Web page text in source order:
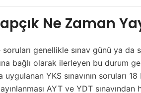
Ne Zaman
genellikle sınav günü ya da
bağlı olarak ilerleyen bu durum
uygulanan YKS sınavının soruları
AYT ve YDT